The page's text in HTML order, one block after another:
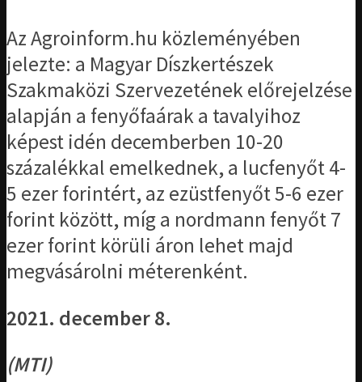
Az Agroinform.hu közleményében
jelezte: a Magyar Díszkertészek
Szakmaközi Szervezetének előrejelzése
alapján a fenyőfaárak a tavalyihoz
képest idén decemberben 10-20
százalékkal emelkednek, a lucfenyőt 4-
5 ezer forintért, az ezüstfenyőt 5-6 ezer
forint között, míg a nordmann fenyőt 7
ezer forint körüli áron lehet majd
megvásárolni méterenként.
2021. december 8.
(MTI)